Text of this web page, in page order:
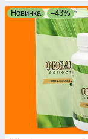
Новинка –43%